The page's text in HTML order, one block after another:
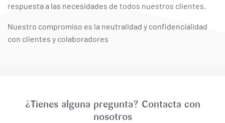
respuesta a las necesidades de todos nuestros clientes.
Nuestro compromiso es la neutralidad y confidencialidad
con clientes y colaboradores
¿Tienes alguna pregunta? Contacta con
nosotros